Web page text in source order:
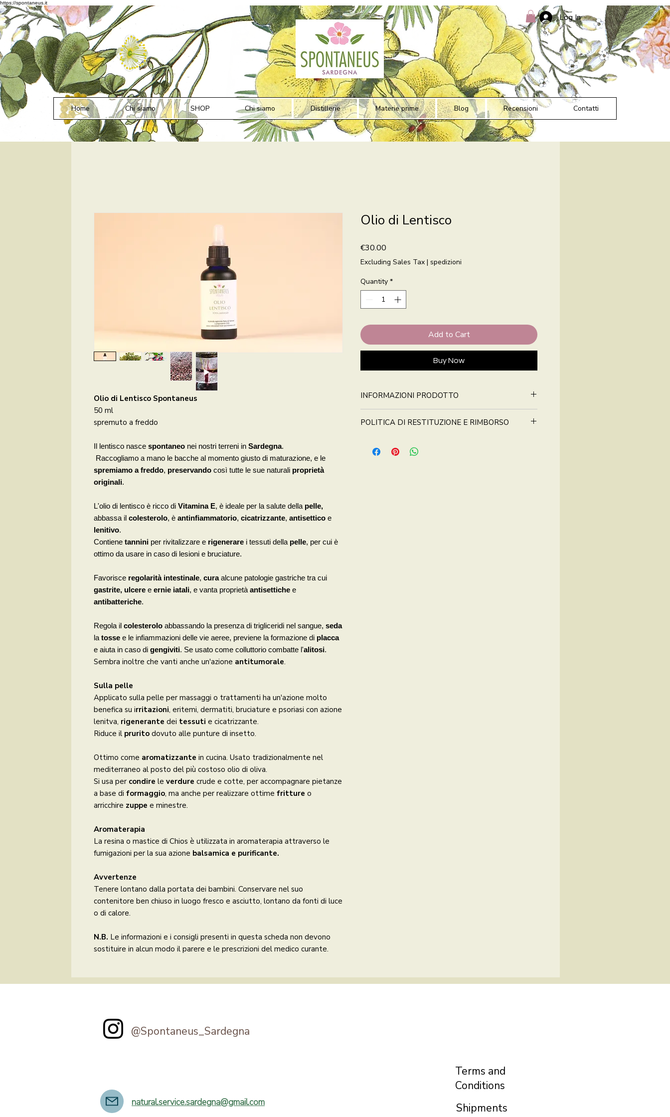
https://spontaneus.it
Log In
Home Chi siamo SHOP Chi siamo Distillerie Materie prime Blog Recensioni Contatti
Olio di Lentisco Spontaneus
50 ml
spremuto a freddo
Il lentisco nasce spontaneo nei nostri terreni in Sardegna.
Raccogliamo a mano le bacche al momento giusto di maturazione, e le
spremiamo a freddo, preservando così tutte le sue naturali proprietà
originali.
L'olio di lentisco è ricco di Vitamina E, è ideale per la salute della pelle,
abbassa il colesterolo, è antinfiammatorio, cicatrizzante, antisettico e
lenitivo.
Contiene tannini per rivitalizzare e rigenerare i tessuti della pelle, per cui è
ottimo da usare in caso di lesioni e bruciature.
Favorisce regolarità intestinale, curaalcune patologie gastriche tra cui
gastrite, ulcere e ernie iatali, e vanta proprietà antisettiche e
antibatteriche.
Regola il colesterolo abbassando la presenza di trigliceridi nel sangue, seda
la tosse e le infiammazioni delle vie aeree, previene la formazione di placca
e aiuta in caso di gengiviti. Se usato come colluttorio combatte l'alitosi.
Sembra inoltre che vanti anche un'azione antitumorale.
Sulla pelle
Applicato sulla pelle per massaggi o trattamenti ha un'azione molto
benefica su irritazioni, eritemi, dermatiti, bruciature e psoriasi con azione
lenitva, rigenerante dei tessuti e cicatrizzante.
Riduce il prurito dovuto alle punture di insetto.
Ottimo come aromatizzante in cucina. Usato tradizionalmente nel
mediterraneo al posto del più costoso olio di oliva.
Si usa per condire le verdure crude e cotte, per accompagnare pietanze
a base di formaggio, ma anche per realizzare ottime fritture o
arricchire zuppe e minestre.
Aromaterapia
La resina o mastice di Chios è utilizzata in aromaterapia attraverso le
fumigazioni per la sua azione balsamica e purificante.
Avvertenze
Tenere lontano dalla portata dei bambini. Conservare nel suo
contenitore ben chiuso in luogo fresco e asciutto, lontano da fonti di luce
o di calore.
N.B. Le informazioni e i consigli presenti in questa scheda non devono
sostituire in alcun modo il parere e le prescrizioni del medico curante.
Olio di Lentisco
€30.00
Excluding Sales Tax | spedizioni
Quantity *
Add to Cart
Buy Now
INFORMAZIONI PRODOTTO
POLITICA DI RESTITUZIONE E RIMBORSO
@Spontaneus_Sardegna
natural.service.sardegna@gmail.com
Terms and
Conditions
Shipments